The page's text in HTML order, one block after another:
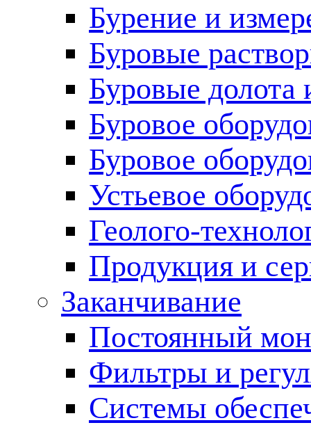
Бурение и
Буровые
Буровые долота
Буровое
Буровое
Устьевое
Геолого-
Продукция и
Заканчивание
Постоянный
Фильтры и
Cистемы